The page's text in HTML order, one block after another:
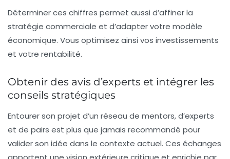
Déterminer ces chiffres permet aussi d’affiner la
stratégie commerciale et d’adapter votre modèle
économique. Vous optimisez ainsi vos investissements
et votre rentabilité.
Obtenir des avis d’experts et intégrer les
conseils stratégiques
Entourer son projet d’un réseau de mentors, d’experts
et de pairs est plus que jamais recommandé pour
valider son idée dans le contexte actuel. Ces échanges